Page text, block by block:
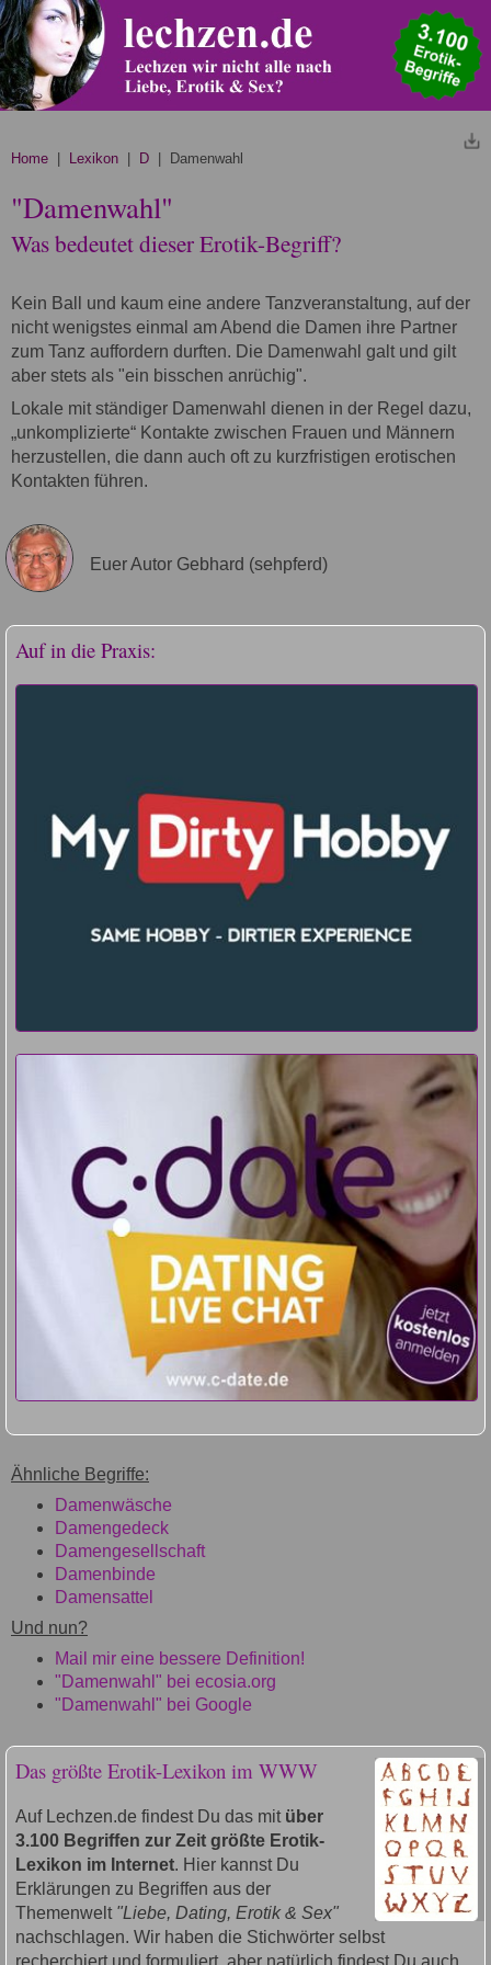
Home Lexikon D | Damenwahl
"Damenwahl"
Was bedeutet dieser Erotik-Begriff?
Kein Ball und kaum eine andere Tanzveranstaltung, auf der
nicht wenigstes einmal am Abend die Damen ihre Partner
zum Tanz auffordern durften. Die Damenwahl galt und gilt
aber stets als "ein bisschen anrüchig".
Lokale mit ständiger Damenwahl dienen in der Regel dazu,
„unkomplizierte“ Kontakte zwischen Frauen und Männern
herzustellen, die dann auch oft zu kurzfristigen erotischen
Kontakten führen.
Euer Autor Gebhard (sehpferd)
Auf in die Praxis:
Ähnliche Begriffe:
Damenwäsche
Damengedeck
Damengesellschaft
Damenbinde
Damensattel
Und nun?
Mail mir eine bessere Definition!
"Damenwahl" bei ecosia.org
"Damenwahl" bei Google
Das größte Erotik-Lexikon im WWW
Auf Lechzen.de findest Du das mit über
3.100 Begriffen zur Zeit größte Erotik-
Lexikon im Internet. Hier kannst Du
Erklärungen zu Begriffen aus der
Themenwelt "Liebe, Dating, Erotik & Sex"
nachschlagen. Wir haben die Stichwörter selbst
recherchiert und formuliert, aber natürlich findest Du auch